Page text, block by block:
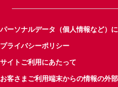
パーソナルデータ（個人情報など）
プライバシーポリシー
サイトご利用にあたって
お客さまご利用端末からの情報の外